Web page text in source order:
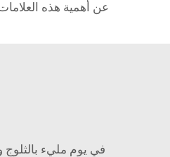
عن أهمية هذه
في يومٍ مليء